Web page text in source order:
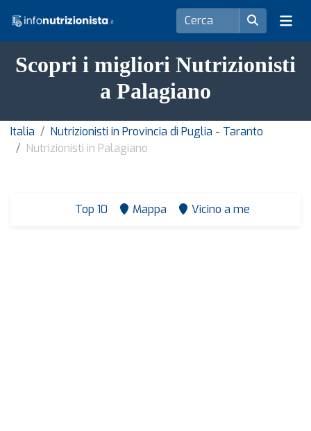
Scopri i migliori Nutrizionisti
a Palagiano
Italia
Nutrizionisti in Provincia di Puglia - Taranto
Nutrizionisti in Palagiano
Top 10 Mappa Vicino a me